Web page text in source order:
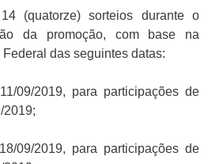
(quatorze) sorteios durante o
da promoção, com base na
das seguintes datas:
09/2019, para participações de
2019;
09/2019, para participações de